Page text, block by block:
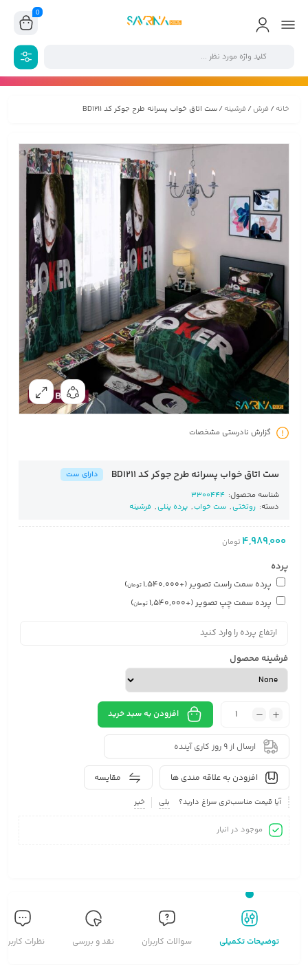
0
خانه/ فرش/ فرشینه/ ست اتاق خواب پسرانه طرح جوکر کد BD1211
گزارش نادرستی مشخصات
ست اتاق خواب پسرانه طرح جوکر کد BD1211
دارای ست
شناسه محصول: 3300444
دسته: روتختی, ست خواب, پرده پنلی, فرشینه
4,989,000 تومان
پرده
پرده سمت راست تصویر(+
1,540,000 تومان)
پرده سمت چپ تصویر(+
1,540,000 تومان)
فرشینه محصول
افزودن به سبد خرید
ارسال از 9 روز کاری آینده
مقایسه افزودن به علاقه مندی ها
آیا قیمت مناسب‌تری سراغ دارید؟ بلی خیر
موجود در انبار
توضیحات تکمیلی سوالات کاربران نقد و بررسی نظرات کاربران